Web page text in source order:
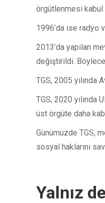
örgütlenmesi kabul
1996’da ise radyo
2013’da yapılan
değiştirildi. Böylece
TGS, 2005 yılında
TGS, 2020 yılında
üst örgüte daha
Günümüzde TGS,
sosyal haklarını
Yalnız